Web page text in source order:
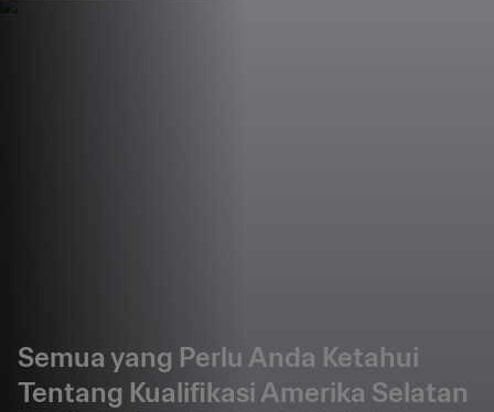
Semua yang Perlu Anda Ketahui
Tentang Kualifikasi Amerika Selatan